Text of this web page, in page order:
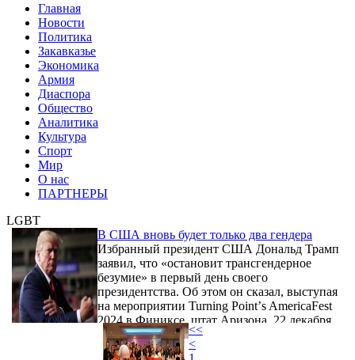
Главная
Новости
Политика
Закавказье
Экономика
Армия
Диаспора
Общество
Аналитика
Культура
Спорт
Мир
О нас
ПАРТНЕРЫ
LGBT
В США вновь будет только два гендера
Избранный президент США Дональд Трамп
заявил, что «остановит трансгендерное
безумие» в первый день своего
президентства. Об этом он сказал, выступая
на мероприятии Turning Pointʼs AmericaFest
2024 в Финиксе, штат Аризона, 22 декабря.
Слова Трампа приводит AFP.
<<
<